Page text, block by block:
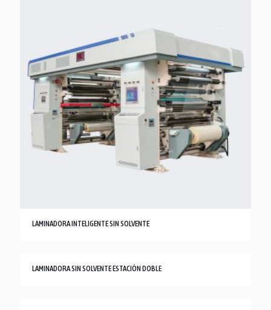
LAMINADORA INTELIGENTE SIN SOLVENTE
LAMINADORA SIN SOLVENTE ESTACIÓN DOBLE